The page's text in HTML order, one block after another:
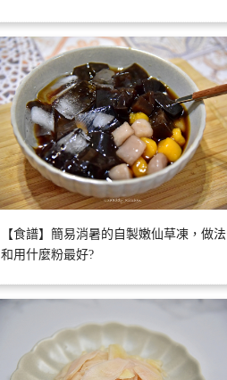
【食譜】簡易消暑的自製嫩仙草凍，做法
和用什麼粉最好?